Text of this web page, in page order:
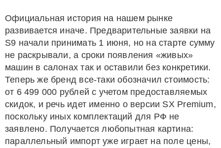
Официальная история на нашем рынке
развивается иначе. Предварительные заявки на
S9 начали принимать 1 июня, но на старте сумму
не раскрывали, а сроки появления «живых»
машин в салонах так и оставили без конкретики.
Теперь же бренд все-таки обозначил стоимость:
от 6 499 000 рублей с учетом предоставляемых
скидок, и речь идет именно о версии SX Premium,
поскольку иных комплектаций для РФ не
заявлено. Получается любопытная картина:
параллельный импорт уже играет на поле цены,